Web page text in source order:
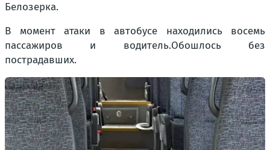
Белозерка.
В момент атаки в автобусе находились восемь
пассажиров и водитель.Обошлось без
пострадавших.